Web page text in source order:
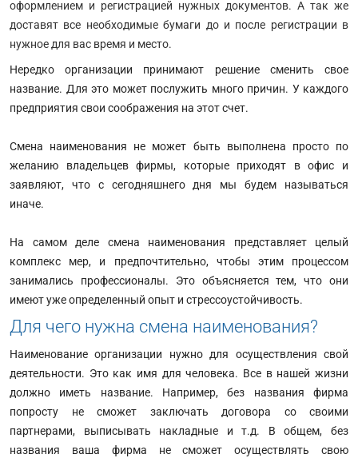
оформлением и регистрацией нужных документов. А так же
доставят все необходимые бумаги до и после регистрации в
нужное для вас время и место.
Нередко организации принимают решение сменить свое
название. Для это может послужить много причин. У каждого
предприятия свои соображения на этот счет.
Смена наименования не может быть выполнена просто по
желанию владельцев фирмы, которые приходят в офис и
заявляют, что с сегодняшнего дня мы будем называться
иначе.
На самом деле смена наименования представляет целый
комплекс мер, и предпочтительно, чтобы этим процессом
занимались профессионалы. Это объясняется тем, что они
имеют уже определенный опыт и стрессоустойчивость.
Для чего нужна смена наименования?
Наименование организации нужно для осуществления свой
деятельности. Это как имя для человека. Все в нашей жизни
должно иметь название. Например, без названия фирма
попросту не сможет заключать договора со своими
партнерами, выписывать накладные и т.д. В общем, без
названия ваша фирма не сможет осуществлять свою